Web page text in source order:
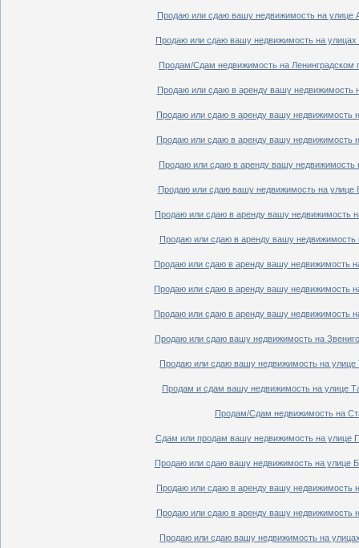
Продаю или сдаю вашу недвижимость на улице
Продаю или сдаю вашу недвижимость на
Продам/Сдам недвижимость на Ленинградском
Продаю или сдаю в аренду вашу недвижимость
Продаю или сдаю в аренду вашу недвижимость
Продаю или сдаю в аренду вашу недвижимость
Продаю или сдаю в аренду вашу недвижимость
Продаю или сдаю вашу недвижимость на улице
Продаю или сдаю в аренду вашу недвижимость
Продаю или сдаю в аренду вашу недвижимость
Продаю или сдаю в аренду вашу недвижимость
Продаю или сдаю в аренду вашу недвижимость
Продаю или сдаю в аренду вашу недвижимость
Продаю или сдаю вашу недвижимость на
Продаю или сдаю вашу недвижимость на улице
Продам и сдам вашу недвижимость на улице
Продам/Сдам недвижимость на
Сдам или продам вашу недвижимость на улице
Продаю или сдаю вашу недвижимость на улице
Продаю или сдаю в аренду вашу недвижимость
Продаю или сдаю в аренду вашу недвижимость
Продаю или сдаю вашу недвижимость на